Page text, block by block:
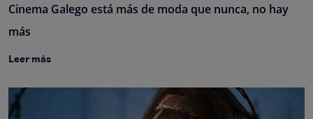
Cinema Galego está más de moda que nunca, no hay
más
Leer más